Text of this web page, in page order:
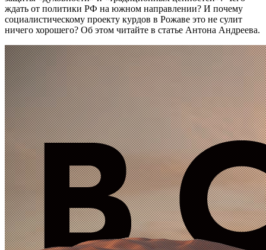
ждать от политики РФ на южном направлении? И почему
социалистическому проекту курдов в Рожаве это не сулит
ничего хорошего? Об этом читайте в статье Антона Андреева.